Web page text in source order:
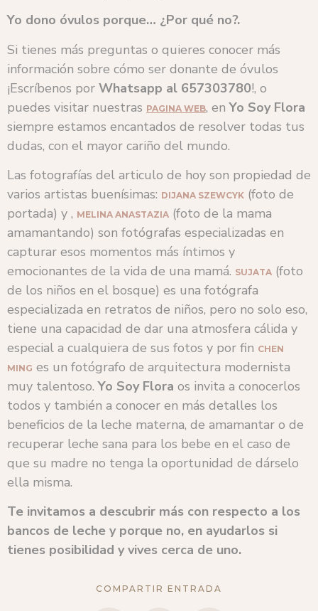
Yo dono óvulos porque… ¿Por qué no?.
Si tienes más preguntas o quieres conocer más
información sobre cómo ser donante de óvulos
¡Escríbenos por Whatsapp al 657303780!, o
puedes visitar nuestras PAGINA WEB, enYo Soy Flora
siempre estamos encantados de resolver todas tus
dudas, con el mayor cariño del mundo.
Las fotografías del articulo de hoy son propiedad de
varios artistas buenísimas: DIJANA SZEWCYK (foto de
portada) y , MELINA ANASTAZIA (foto de la mama
amamantando) son fotógrafas especializadas en
capturar esos momentos más íntimos y
emocionantes de la vida de una mamá. SUJATA (foto
de los niños en el bosque) es una fotógrafa
especializada en retratos de niños, pero no solo eso,
tiene una capacidad de dar una atmosfera cálida y
especial a cualquiera de sus fotos y por fin CHEN
MING es un fotógrafo de arquitectura modernista
muy talentoso.Yo Soy Flora os invita a conocerlos
todos y también a conocer en más detalles los
beneficios de la leche materna, de amamantar o de
recuperar leche sana para los bebe en el caso de
que su madre no tenga la oportunidad de dárselo
ella misma.
Te invitamos a descubrir más con respecto a los
bancos de leche y porque no, en ayudarlos si
tienes posibilidad y vives cerca de uno.
COMPARTIR ENTRADA